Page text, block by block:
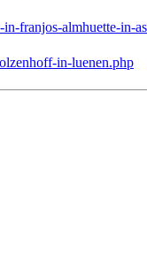
franjos-almhuette-in-
in-luenen.php